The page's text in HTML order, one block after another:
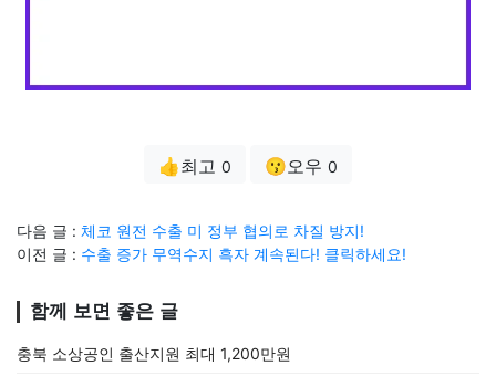
👍최고 0 😗오우 0
다음 글 : 체코 원전 수출 미 정부 협의로 차질 방지!
이전 글 : 수출 증가 무역수지 흑자 계속된다! 클릭하세요!
함께 보면 좋은 글
충북 소상공인 출산지원 최대 1,200만원